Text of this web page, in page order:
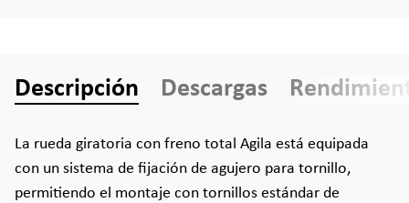
Descripción Descargas
La rueda giratoria con freno total Agila está equipada
con un sistema de fijación de agujero para tornillo,
permitiendo el montaje con tornillos estándar de